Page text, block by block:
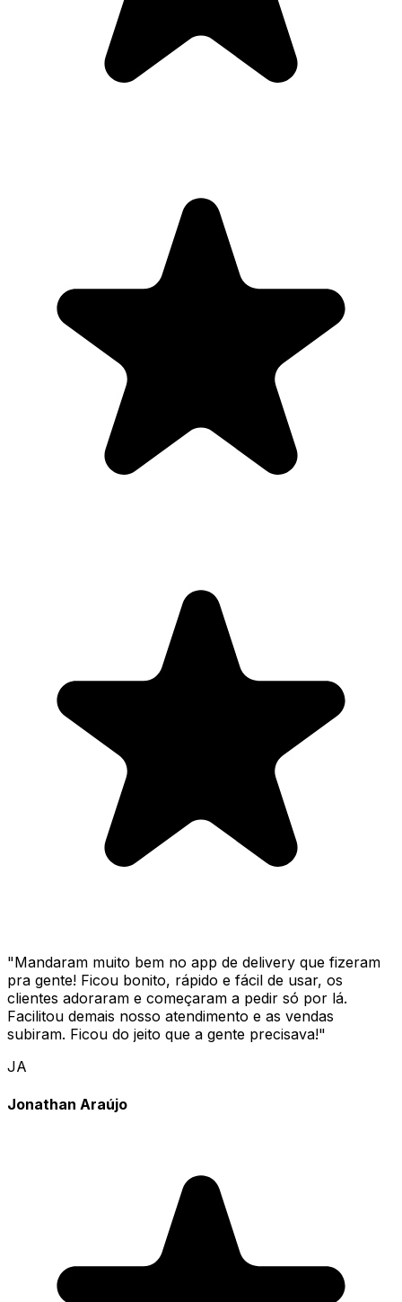
"Mandaram muito bem no app de delivery que fizeram
pra gente! Ficou bonito, rápido e fácil de usar, os
clientes adoraram e começaram a pedir só por lá.
Facilitou demais nosso atendimento e as vendas
subiram. Ficou do jeito que a gente precisava!"
JA
Jonathan Araújo